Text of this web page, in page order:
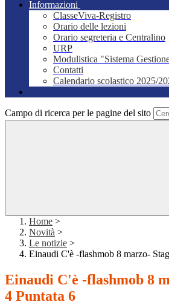
Informazioni
ClasseViva-Registro
Orario delle lezioni
Orario segreteria e Centralino
URP
Modulistica "Sistema
Contatti
Calendario scolastico 2025/
Campo di ricerca per le pagine del sito
Home >
Novità >
Le notizie >
Einaudi C'è -flashmob 8 marzo-
Einaudi C'è -flashmob 8
4 Puntata 6